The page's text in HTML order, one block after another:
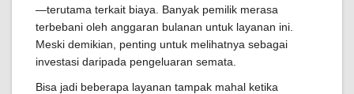
—terutama terkait biaya. Banyak pemilik merasa
terbebani oleh anggaran bulanan untuk layanan ini.
Meski demikian, penting untuk melihatnya sebagai
investasi daripada pengeluaran semata.
Bisa jadi beberapa layanan tampak mahal ketika